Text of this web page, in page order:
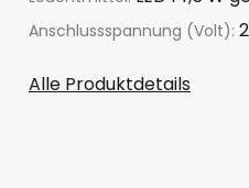
Anschlussspannung (Volt):
Alle Produktdetails